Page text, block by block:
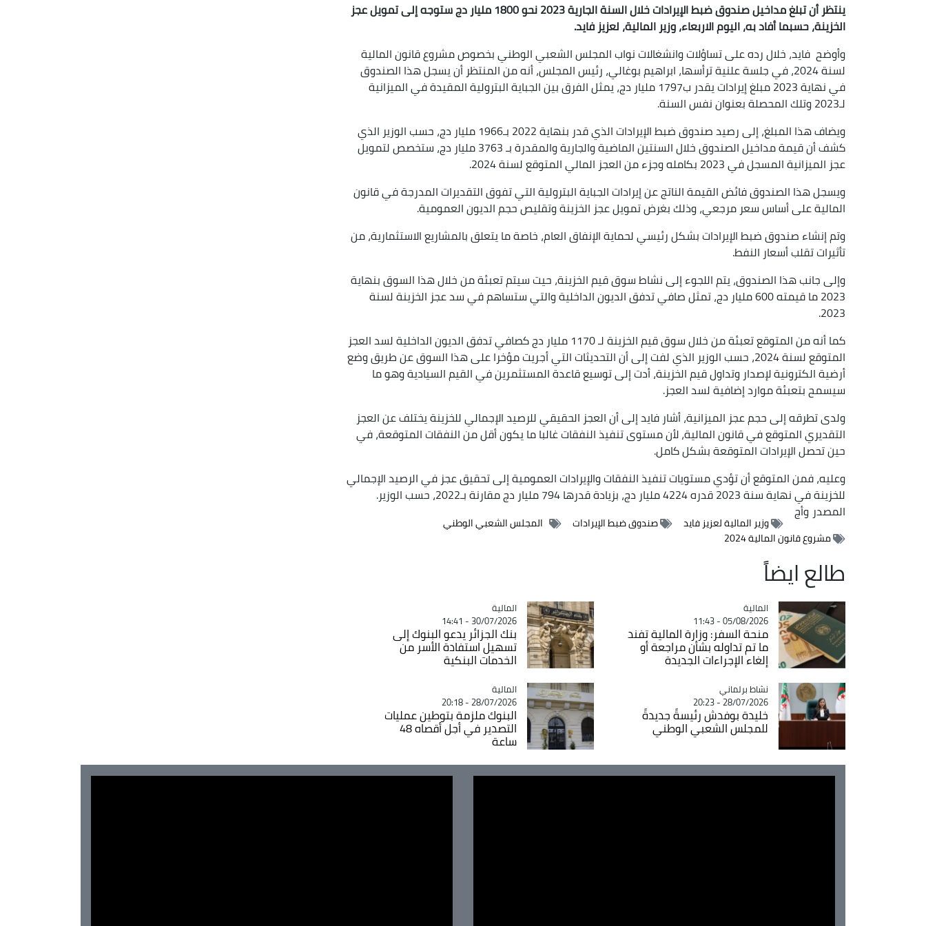
ينتظر أن تبلغ مداخيل صندوق ضبط الإيرادات خلال السنة الجارية 2023 نحو 1800 مليار دج ستوجه إلى تمويل عجز
الخزينة، حسبما أفاد به، اليوم الاربعاء، وزير المالية، لعزيز فايد.
وأوضح فايد، خلال رده على تساؤلات وانشغالات نواب المجلس الشعبي الوطني بخصوص مشروع قانون المالية
لسنة 2024، في جلسة علنية ترأسها، ابراهيم بوغالي، رئيس المجلس، أنه من المنتظر أن يسجل هذا الصندوق
في نهاية 2023 مبلغ إيرادات يقدر ب1797 مليار دج، يمثل الفرق بين الجباية البترولية المقيدة في الميزانية
لـ2023 وتلك المحصلة بعنوان نفس السنة.
ويضاف هذا المبلغ، إلى رصيد صندوق ضبط الإيرادات الذي قدر بنهاية 2022 بـ1966 مليار دج، حسب الوزير الذي
كشف أن قيمة مداخيل الصندوق خلال السنتين الماضية والجارية والمقدرة بـ 3763 مليار دج، ستخصص لتمويل
عجز الميزانية المسجل في 2023 بكامله وجزء من العجز المالي المتوقع لسنة 2024.
ويسجل هذا الصندوق فائض القيمة الناتج عن إيرادات الجباية البترولية التي تفوق التقديرات المدرجة في قانون
المالية على أساس سعر مرجعي، وذلك بغرض تمويل عجز الخزينة وتقليص حجم الديون العمومية.
وتم إنشاء صندوق ضبط الإيرادات بشكل رئيسي لحماية الإنفاق العام، خاصة ما يتعلق بالمشاريع الاستثمارية، من
تأثيرات تقلب أسعار النفط.
وإلى جانب هذا الصندوق، يتم اللجوء إلى نشاط سوق قيم الخزينة، حيت سيتم تعبئة من خلال هذا السوق بنهاية
2023 ما قيمته 600 مليار دج، تمثل صافي تدفق الديون الداخلية والتي ستساهم في سد عجز الخزينة لسنة
2023.
كما أنه من المتوقع تعبئة من خلال سوق قيم الخزينة لـ 1170 مليار دج كصافي تدفق الديون الداخلية لسد العجز
المتوقع لسنة 2024، حسب الوزير الذي لفت إلى أن التحديثات التي أجريت مؤخرا على هذا السوق عن طريق وضع
أرضية الكترونية لإصدار وتداول قيم الخزينة، أدت إلى توسيع قاعدة المستثمرين في القيم السيادية وهو ما
سيسمح بتعبئة موارد إضافية لسد العجز.
ولدى تطرقه إلى حجم عجز الميزانية، أشار فايد إلى أن العجز الحقيقي للرصيد الإجمالي للخزينة يختلف عن العجز
التقديري المتوقع في قانون المالية، لأن مستوى تنفيذ النفقات غالبا ما يكون أقل من النفقات المتوقعة، في
حين تحصل الإيرادات المتوقعة بشكل كامل.
وعليه، فمن المتوقع أن تؤدي مستويات تنفيذ النفقات والإيرادات العمومية إلى تحقيق عجز في الرصيد الإجمالي
للخزينة في نهاية سنة 2023 قدره 4224 مليار دج، بزيادة قدرها 794 مليار دج مقارنة بـ2022، حسب الوزير.
المصدر وأج
وزير المالية لعزيز فايد صندوق ضبط الإيرادات
المجلس الشعبي الوطني
مشروع قانون المالية 2024
طالع ايضاً
Catégorie
المالية
05/08/2026 - 11:43
منحة السفر: وزارة المالية تفند
ما تم تداوله بشأن مراجعة أو
إلغاء الإجراءات الجديدة
Catégorie
المالية
30/07/2026 - 14:41
بنك الجزائر يدعو البنوك إلى
تسهيل استفادة الأسر من
الخدمات البنكية
Catégorie
نشاط برلماني
28/07/2026 - 20:23
خليدة بوفدش رئيسةً جديدةً
للمجلس الشعبي الوطني
Catégorie
المالية
28/07/2026 - 20:18
البنوك ملزمة بتوطين عمليات
التصدير في أجل أقصاه 48
ساعة